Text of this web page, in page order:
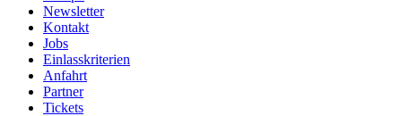
Newsletter
Kontakt
Jobs
Einlasskriterien
Anfahrt
Partner
Tickets